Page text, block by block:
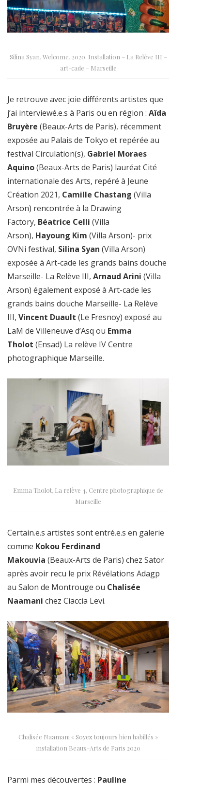
Silina Syan, Welcome, 2020. Installation – La Relève III –
art-cade – Marseille
Je retrouve avec joie différents artistes que
j’ai interviewé.e.s à Paris ou en région : Aïda
Bruyère (Beaux-Arts de Paris), récemment
exposée au Palais de Tokyo et repérée au
festival Circulation(s), Gabriel Moraes
Aquino(Beaux-Arts de Paris) lauréat Cité
internationale des Arts, repéré à Jeune
Création 2021, Camille Chastang (Villa
Arson) rencontrée à la Drawing
Factory, Béatrice Celli (Villa
Arson), Hayoung Kim (Villa Arson)- prix
OVNi festival, Silina Syan (Villa Arson)
exposée à Art-cade les grands bains douche
Marseille- La Relève III, Arnaud Arini (Villa
Arson) également exposé à Art-cade les
grands bains douche Marseille- La Relève
III, Vincent Duault (Le Fresnoy) exposé au
LaM de Villeneuve d’Asq ou Emma
Tholot (Ensad) La relève IV Centre
photographique Marseille.
Emma Tholot, La relève 4, Centre photographique de
Marseille
Certain.e.s artistes sont entré.e.s en galerie
comme Kokou Ferdinand
Makouvia (Beaux-Arts de Paris) chez Sator
après avoir recu le prix Révélations Adagp
au Salon de Montrouge ou Chalisée
Naamani chez Ciaccia Levi.
Chalisée Naamani « Soyez toujours bien habillés »
installation Beaux-Arts de Paris 2020
Parmi mes découvertes : Pauline